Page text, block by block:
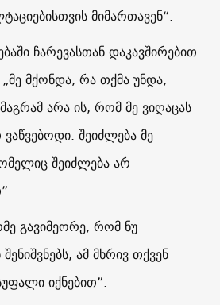
მიმართავენ“.
ჩარევასთან დაკავშირებით
მქონდა, რა თქმა უნდა,
არა ის, რომ მე ვიღაცას
შეიძლება მე
შეიძლება არ
გავიმეორე, რომ ნუ
ამ მხრივ თქვენ
იქნებით”.